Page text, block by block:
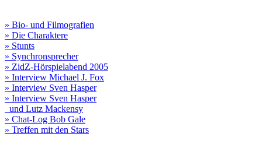
» Bio- und Filmografien
» Die Charaktere
» Stunts
» Synchronsprecher
» ZidZ-Hörspielabend 2005
» Interview Michael J. Fox
» Interview Sven Hasper
» Interview Sven Hasper
und Lutz Mackensy
» Chat-Log Bob Gale
» Treffen mit den Stars